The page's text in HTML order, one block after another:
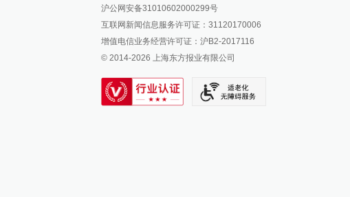
澎湃新闻抖音号
派生万物开放平台
IP SHANGHAI
SIXTH TONE
沪公网安备31010602000299号
互联网新闻信息服务许可证：31120170006
增值电信业务经营许可证：沪B2-2017116
© 2014-2026 上海东方报业有限公司